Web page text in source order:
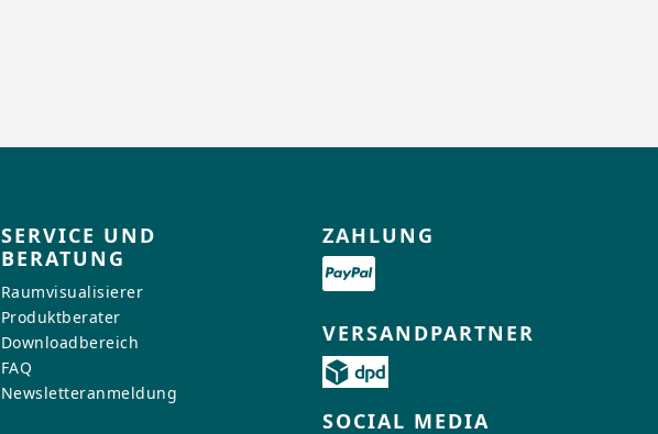
SERVICE UND
BERATUNG
Raumvisualisierer
Produktberater
Downloadbereich
FAQ
Newsletteranmeldung
ZAHLUNG
VERSANDPARTNER
SOCIAL MEDIA